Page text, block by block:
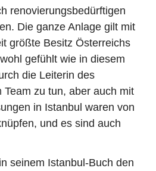
renovierungsbedürftigen
Die ganze Anlage gilt mit
größte Besitz Österreichs
gefühlt wie in diesem
die Leiterin des
zu tun, aber auch mit
in Istanbul waren von
und es sind auch
seinem Istanbul-Buch den